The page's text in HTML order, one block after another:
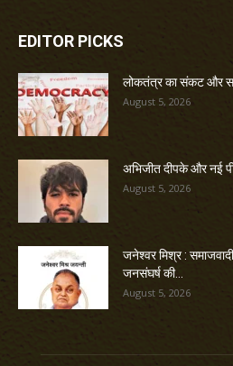
EDITOR PICKS
लोकतंत्र का संकट और
August 5, 2026
अभिजीत दीपके और नई
August 5, 2026
जनेश्वर मिश्र :
जनसंघर्ष की...
August 5, 2026